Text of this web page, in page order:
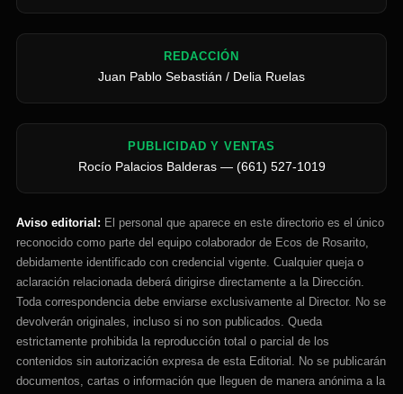
REDACCIÓN
Juan Pablo Sebastián / Delia Ruelas
PUBLICIDAD Y VENTAS
Rocío Palacios Balderas — (661) 527-1019
Aviso editorial: El personal que aparece en este directorio es el único
reconocido como parte del equipo colaborador de Ecos de Rosarito,
debidamente identificado con credencial vigente. Cualquier queja o
aclaración relacionada deberá dirigirse directamente a la Dirección.
Toda correspondencia debe enviarse exclusivamente al Director. No se
devolverán originales, incluso si no son publicados. Queda
estrictamente prohibida la reproducción total o parcial de los
contenidos sin autorización expresa de esta Editorial. No se publicarán
documentos, cartas o información que lleguen de manera anónima a la